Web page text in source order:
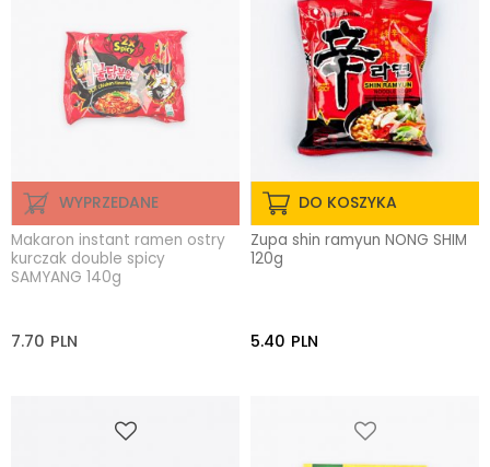
WYPRZEDANE
Makaron instant ramen ostry
kurczak double spicy
SAMYANG 140g
7.70 PLN
DO KOSZYKA
Zupa shin ramyun NONG SHIM
120g
5.40 PLN